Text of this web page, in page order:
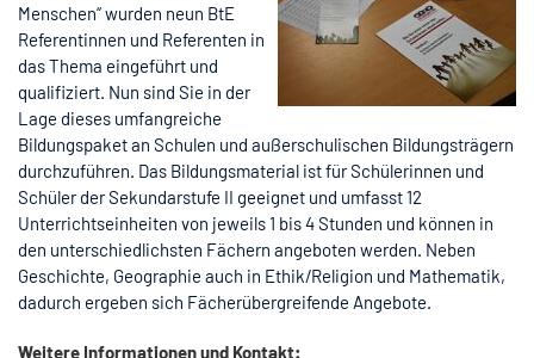
Menschen“ wurden neun BtE
Referentinnen und Referenten in
das Thema eingeführt und
qualifiziert. Nun sind Sie in der
Lage dieses umfangreiche
Bildungspaket an Schulen und außerschulischen Bildungsträgern
durchzuführen. Das Bildungsmaterial ist für Schülerinnen und
Schüler der Sekundarstufe II geeignet und umfasst 12
Unterrichtseinheiten von jeweils 1 bis 4 Stunden und können in
den unterschiedlichsten Fächern angeboten werden. Neben
Geschichte, Geographie auch in Ethik/Religion und Mathematik,
dadurch ergeben sich Fächerübergreifende Angebote.
Weitere Informationen und Kontakt: